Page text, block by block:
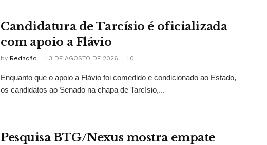
Candidatura de Tarcísio é oficializada
com apoio a Flávio
by Redação 3 DE AGOSTO DE 2026 0
Enquanto que o apoio a Flávio foi comedido e condicionado ao Estado,
os candidatos ao Senado na chapa de Tarcísio,...
Pesquisa BTG/Nexus mostra empate